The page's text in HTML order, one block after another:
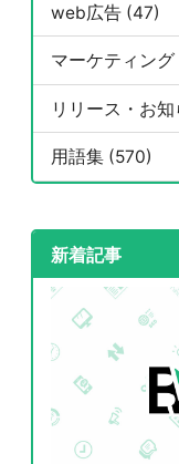
web広告 (47)
マーケティン
リリース・お
用語集 (570)
新着記事